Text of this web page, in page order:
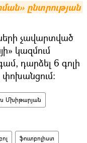
ընտրության
չավարտված
կազմում
դարձել 6 գոլի
փոխանցում:
Մխիթարյան
ֆուտբոլիստ